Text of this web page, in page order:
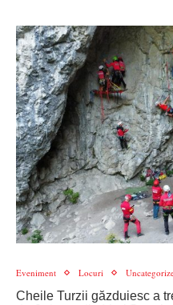
Eveniment Locuri
Cheile Turzii găzduiesc a